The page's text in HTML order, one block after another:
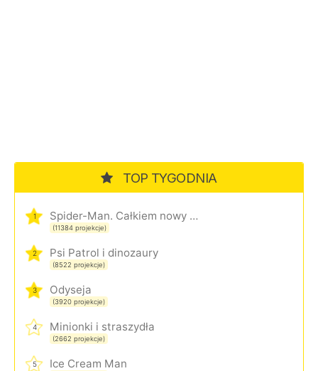
TOP TYGODNIA
1 Spider-Man. Całkiem nowy dzień
(11384 projekcje)
2 Psi Patrol i dinozaury
(8522 projekcje)
3 Odyseja
(3920 projekcje)
4 Minionki i straszydła
(2662 projekcje)
5 Ice Cream Man